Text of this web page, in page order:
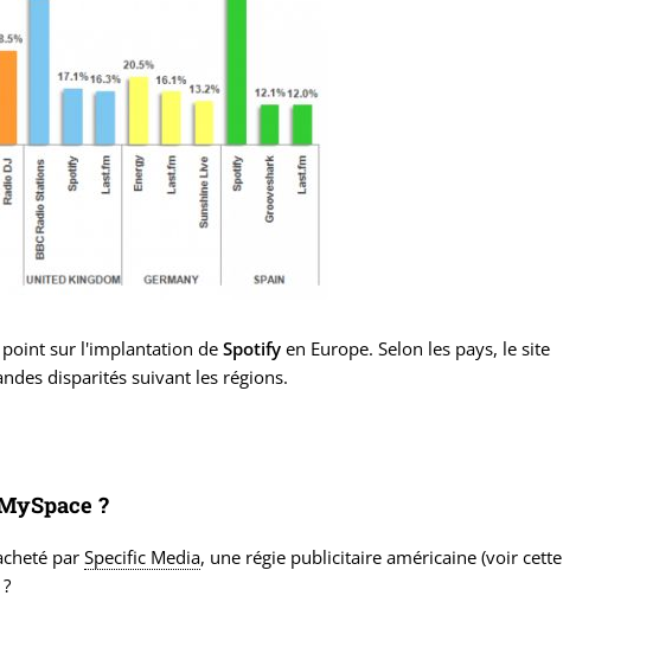
point sur l'implantation deSpotify en Europe. Selon les pays, le site
disparités suivant les régions.
?
parSpecific Media, une régie publicitaire américaine (voir cette